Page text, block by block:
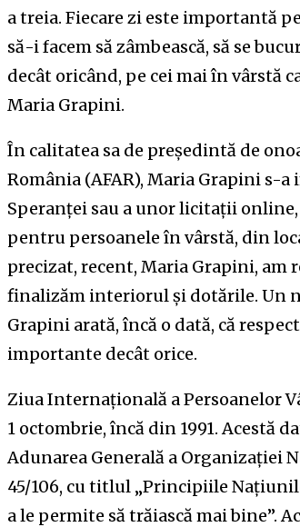
a treia. Fiecare zi este importantă
să-i facem să zâmbească, să se
decât oricând, pe cei mai în vârstă
Maria Grapini.
În calitatea sa de președintă de
România (AFAR), Maria Grapini
Speranței sau a unor licitații
pentru persoanele în vârstă, din
precizat, recent, Maria Grapini, am
finalizăm interiorul și dotările. Un
Grapini arată, încă o dată, că
importante decât orice.
Ziua Internațională a Persoanelor
1 octombrie, încă din 1991. Acestă
Adunarea Generală a Organizației
45/106, cu titlul „Principiile
a le permite să trăiască mai bine”.